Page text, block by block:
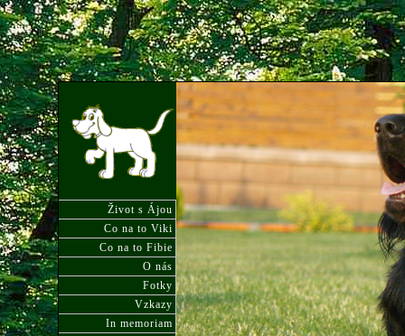
Život s Ájou
Co na to Viki
Co na to Fibie
O nás
Fotky
Vzkazy
In memoriam